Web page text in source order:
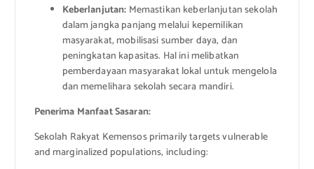
Keberlanjutan: Memastikan keberlanjutan sekolah
dalam jangka panjang melalui kepemilikan
masyarakat, mobilisasi sumber daya, dan
peningkatan kapasitas. Hal ini melibatkan
pemberdayaan masyarakat lokal untuk mengelola
dan memelihara sekolah secara mandiri.
Penerima Manfaat Sasaran:
Sekolah Rakyat Kemensos primarily targets vulnerable
and marginalized populations, including: